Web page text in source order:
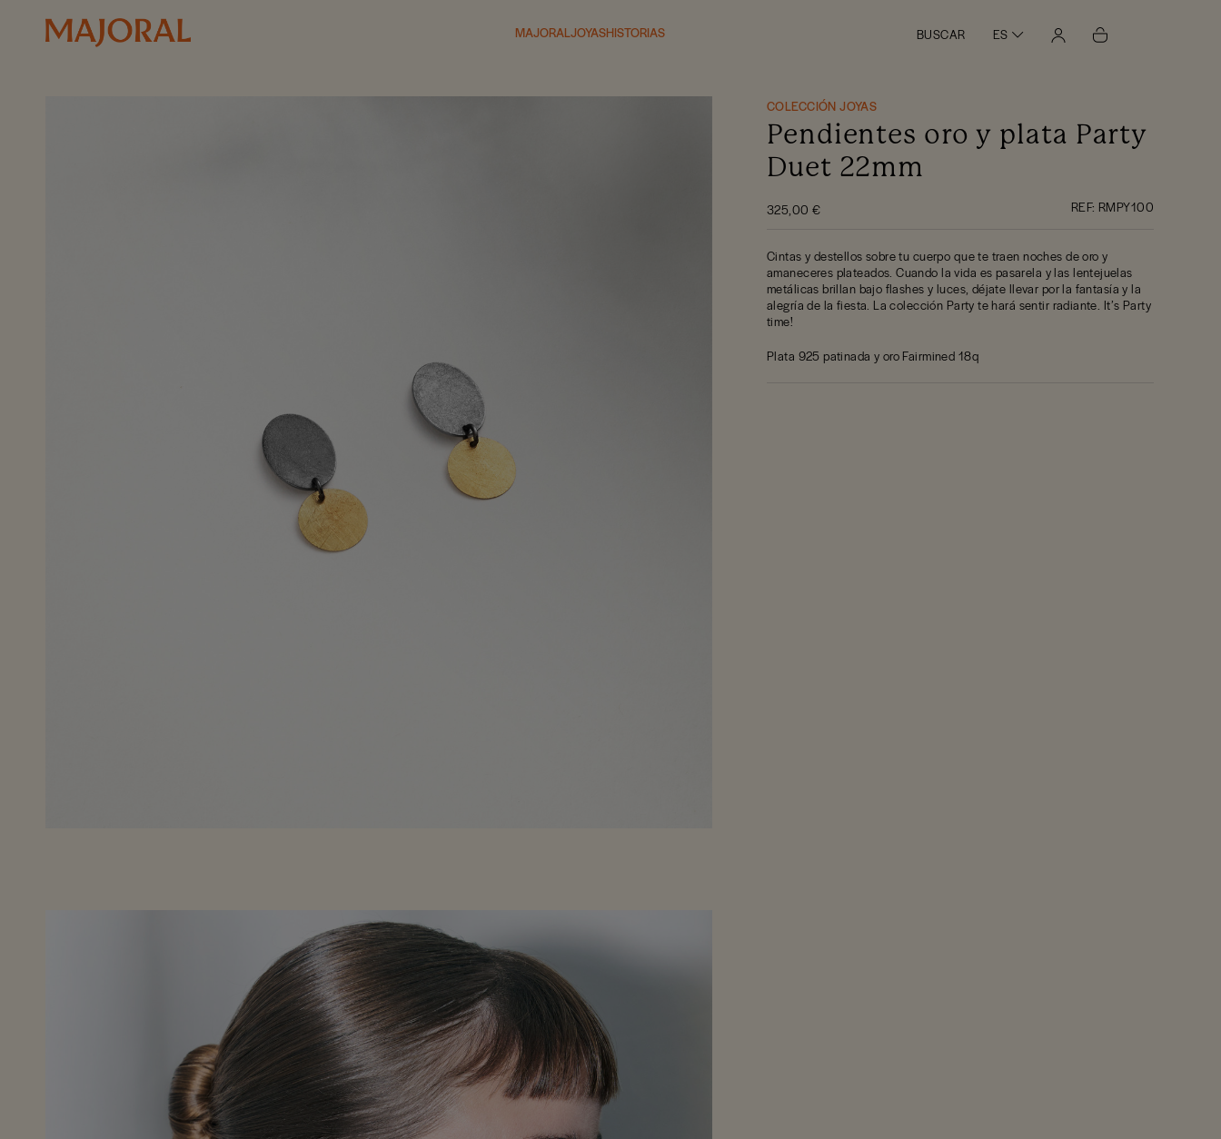
MAJORALJOYASHISTORIAS BUSCAR ES
COLECCIÓN JOYAS
Pendientes oro y plata Party
Duet 22mm
325,00 € REF: RMPY100
Cintas y destellos sobre tu cuerpo que te traen noches de oro y
amaneceres plateados. Cuando la vida es pasarela y las lentejuelas
metálicas brillan bajo flashes y luces, déjate llevar por la fantasía y la
alegría de la fiesta. La colección Party te hará sentir radiante. It’s Party
time!
Plata 925 patinada y oro Fairmined 18q